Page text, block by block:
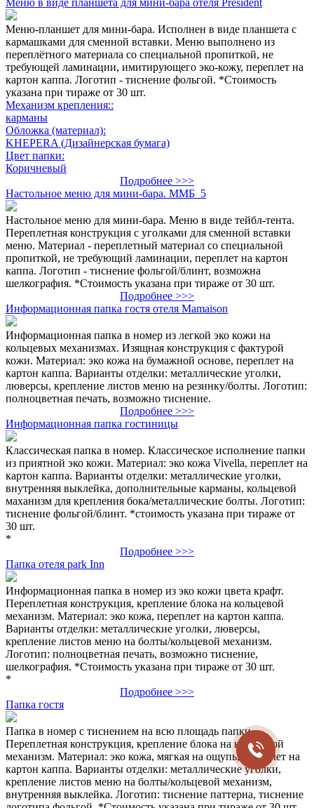
Меню-планшет для мини-бара. Исполнен в виде планшета с
кармашками для сменной вставки. Меню выполнено из
переплётного материала со специальной пропиткой, не
требующей ламинации, имитирующего эко-кожу, переплет на
картон каппа. Логотип - тиснение фольгой. *Стоимость
указана при тираже от 30 шт.
Механизм крепления::
карманы
Обложка (материал):
KHEPERA (Дизайнерская бумага)
Цвет папки:
Коричневый
Подробнее >>>
Настольное меню для мини-бара. ММБ_5
Настольное меню для мини-бара. Меню в виде тейбл-тента.
Переплетная конструкция с уголками для сменной вставки
меню. Материал - переплетный материал со специальной
пропиткой, не требующий ламинации, переплет на картон
каппа. Логотип - тиснение фольгой/блинт, возможна
шелкография. *Стоимость указана при тираже от 30 шт.
Подробнее >>>
Информационная папка гостя отеля Mamaison
Информационная папка в номер из легкой эко кожи на
кольцевых механизмах. Изящная конструкция с фактурой
кожи. Материал: эко кожа на бумажной основе, переплет на
картон каппа. Варианты отделки: металлические уголки,
люверсы, крепление листов меню на резинку/болты. Логотип:
полноцветная печать, возможно тиснение.
Подробнее >>>
Информационная папка гостиницы
Классическая папка в номер. Классическое исполнение папки
из приятной эко кожи. Материал: эко кожа Vivella, переплет на
картон каппа. Варианты отделки: металлические уголки,
внутренняя выклейка, дополнительные карманы, кольцевой
маханизм для крепления бока/металлические болты. Логотип:
тиснение фольгой/блинт. *стоимость указана при тираже от
30 шт.
*
Подробнее >>>
Папка отеля park Inn
Информационная папка в номер из эко кожи цвета крафт.
Переплетная конструкция, крепление блока на кольцевой
механизм. Материал: эко кожа, переплет на картон каппа.
Варианты отделки: металлические уголки, люверсы,
крепление листов меню на болты/кольцевой механизм.
Логотип: полноцветная печать, возможно тиснение,
шелкография. *Стоимость указана при тираже от 30 шт.
*
Подробнее >>>
Папка гостя
Папка в номер с тиснением на всю площадь папки.
Переплетная конструкция, крепление блока на кольцевой
механизм. Материал: эко кожа, мягкая на ощупь, переплет на
картон каппа. Варианты отделки: металлические уголки,
крепление листов меню на болты/кольцевой механизм,
внутренняя выклейка. Логотип: тиснение паттерна, тиснение